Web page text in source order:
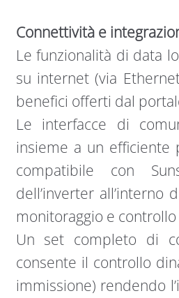
Connettività e
Le funzionalità di data
su internet (via
benefici offerti dal
Le interfacce di
insieme a un efficiente
compatibile con
dell’inverter
monitoraggio e
Un set completo di
consente il controllo
immissione) rendendo